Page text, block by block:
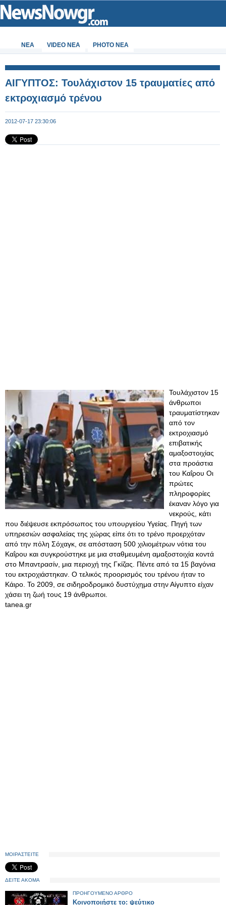
ΝΕΑ VIDEO NEA PHOTO NEA
AIΓΥΠΤΟΣ: Τουλάχιστον 15 τραυματίες από
εκτροχιασμό τρένου
2012-07-17 23:30:06
Τουλάχιστον 15
άνθρωποι
τραυματίστηκαν
από τον
εκτροχιασμό
επιβατικής
αμαξοστοιχίας
στα προάστια
του Καΐρου Oι
πρώτες
πληροφορίες
έκαναν λόγο για
νεκρούς, κάτι
που διέψευσε εκπρόσωπος του υπουργείου Υγείας. Πηγή των
υπηρεσιών ασφαλείας της χώρας είπε ότι το τρένο προερχόταν
από την πόλη Σόχαγκ, σε απόσταση 500 χιλιομέτρων νότια του
Καΐρου και συγκρούστηκε με μια σταθμευμένη αμαξοστοιχία κοντά
στο Μπαντρασίν, μια περιοχή της Γκίζας. Πέντε από τα 15 βαγόνια
του εκτροχιάστηκαν. Ο τελικός προορισμός του τρένου ήταν το
Κάιρο. Το 2009, σε σιδηροδρομικό δυστύχημα στην Αίγυπτο είχαν
χάσει τη ζωή τους 19 άνθρωποι.
tanea.gr
ΜΟΙΡΑΣΤΕΙΤΕ
ΔΕΙΤΕ ΑΚΟΜΑ
ΠΡΟΗΓΟΥΜΕΝΟ ΑΡΘΡΟ
Κοινοποιήστε το: ψεύτικο